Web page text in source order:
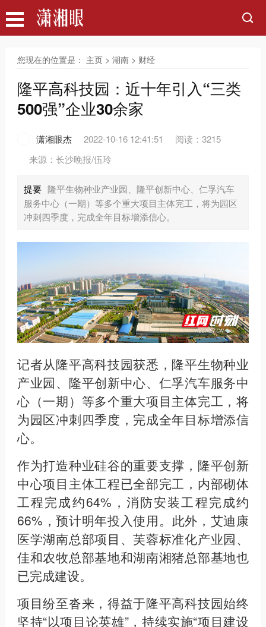
您现在的位置是： 主页> 湖南> 财经
隆平高科技园：近十年引入“三类
500强”企业30余家
潇湘眼杰 2022-10-16 12:41:51
阅读：3215
来源：长沙晚报/伍玲
提要 隆平生物种业产业园、隆平创新中心、仁孚汽车
服务中心（一期）等多个重大项目主体完工，将为园区
冲刺四季度，完成全年目标增添信心。
记者从隆平高科技园获悉，隆平生物种业
产业园、隆平创新中心、仁孚汽车服务中
心（一期）等多个重大项目主体完工，将
为园区冲刺四季度，完成全年目标增添信
心。
作为打造种业硅谷的重要支撑，隆平创新
中心项目主体工程已全部完工，内部砌体
工程完成约64%，消防安装工程完成约
66%，预计明年投入使用。此外，艾迪康
医学湖南总部项目、芙蓉标准化产业园、
佳和农牧总部基地和湖南湘猪总部基地也
已完成建设。
项目纷至沓来，得益于隆平高科技园始终
坚持“以项目论英雄”，持续实施“项目建设